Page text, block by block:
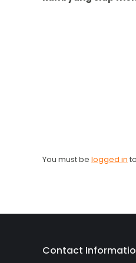
You must be logged in
Contact